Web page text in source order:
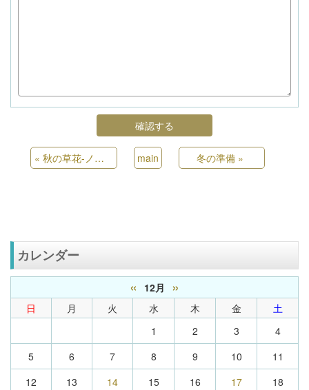
«秋の草花-ノコンギク main 冬の準備»
カレンダー
« 12月 »
日 月 火 水 木 金
土
1
2 3
4
5
6 7 8 9 10
11
12
13 14 15 16 17
18